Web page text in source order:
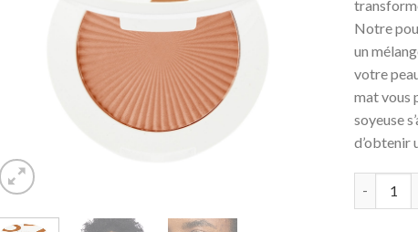
Notre
un
votre
mat vous
soyeuse
d’obtenir